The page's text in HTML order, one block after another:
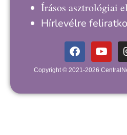
Írásos asztrológiai
Hírlevélre
Copyright © 2021-2026